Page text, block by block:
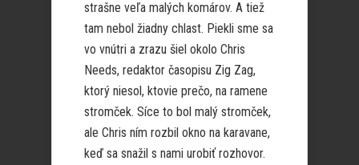
strašne veľa malých komárov. A tiež
tam nebol žiadny chlast. Piekli sme sa
vo vnútri a zrazu šiel okolo Chris
Needs, redaktor časopisu Zig Zag,
ktorý niesol, ktovie prečo, na ramene
stromček. Síce to bol malý stromček,
ale Chris ním rozbil okno na karavane,
keď sa snažil s nami urobiť rozhovor.